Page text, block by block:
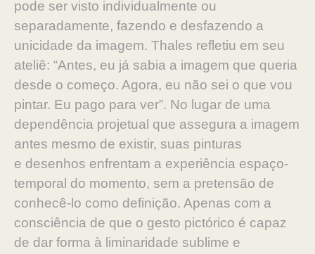
pode ser visto individualmente ou
separadamente, fazendo e desfazendo a
unicidade da imagem. Thales refletiu em seu
ateliê: “Antes, eu já sabia a imagem que queria
desde o começo. Agora, eu não sei o que vou
pintar. Eu pago para ver”. No lugar de uma
dependência projetual que assegura a imagem
antes mesmo de existir, suas pinturas
e desenhos enfrentam a experiência espaço-
temporal do momento, sem a pretensão de
conhecê-lo como definição. Apenas com a
consciência de que o gesto pictórico é capaz
de dar forma à liminaridade sublime e